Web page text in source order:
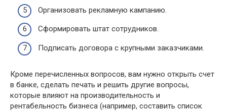
Организовать рекламную кампанию.
Сформировать штат сотрудников.
Подписать договора с крупными заказчиками.
Кроме перечисленных вопросов, вам нужно открыть счет
в банке, сделать печать и решить другие вопросы,
которые влияют на производительность и
рентабельность бизнеса (например, составить список